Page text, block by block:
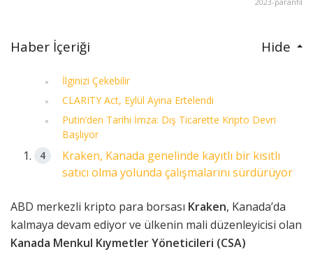
Haber İçeriği Hide
İlginizi Çekebilir
CLARITY Act, Eylül Ayına Ertelendi
Putin’den Tarihi İmza: Dış Ticarette Kripto Devri
Başlıyor
Kraken, Kanada genelinde kayıtlı bir kısıtlı
satıcı olma yolunda çalışmalarını sürdürüyor
ABD merkezli kripto para borsası Kraken, Kanada’da
kalmaya devam ediyor ve ülkenin mali düzenleyicisi olan
Kanada Menkul Kıymetler Yöneticileri (CSA)